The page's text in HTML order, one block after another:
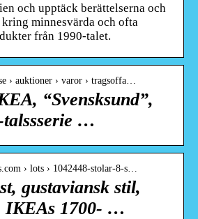
och upptäck berättelserna och
minnesvärda och ofta
från 1990-talet.
› auktioner › varor › tragsoffa…
“Svensksund”,
…
› lots › 1042448-stolar-8-s…
gustaviansk stil,
IKEAs 1700- …